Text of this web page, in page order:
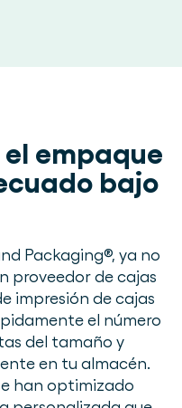
empaque
bajo
Packaging®, ya no
proveedor de cajas
impresión de cajas
el número
del tamaño y
en tu almacén.
han optimizado